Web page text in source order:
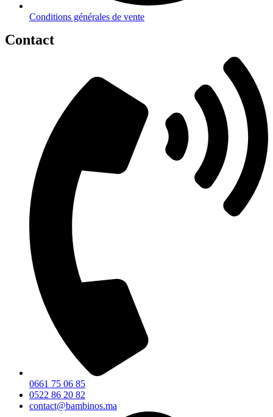
Conditions générales de vente
Contact
0661 75 06 85
0522 86 20 82
contact@bambinos.ma